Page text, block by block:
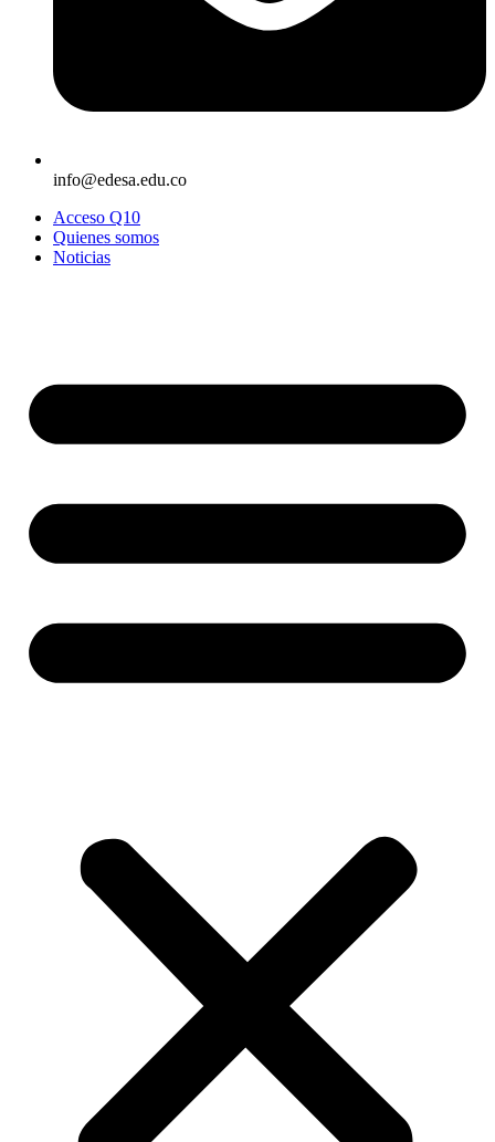
info@edesa.edu.co
Acceso Q10
Quienes somos
Noticias